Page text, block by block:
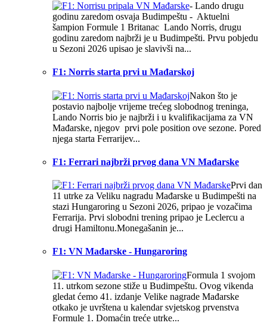
- Lando drugu
godinu zaredom osvaja Budimpeštu - Aktuelni
šampion Formule 1 Britanac Lando Norris, drugu
godinu zaredom najbrži je u Budimpešti. Prvu pobjedu
u Sezoni 2026 upisao je slavivši na...
F1: Norris starta prvi u Mađarskoj
Nakon što je
postavio najbolje vrijeme trećeg slobodnog treninga,
Lando Norris bio je najbrži i u kvalifikacijama za VN
Mađarske, njegov prvi pole position ove sezone. Pored
njega starta Ferrarijev...
F1: Ferrari najbrži prvog dana VN Mađarske
Prvi dan
11 utrke za Veliku nagradu Mađarske u Budimpešti na
stazi Hungaroring u Sezoni 2026, pripao je vozačima
Ferrarija. Prvi slobodni trening pripao je Leclercu a
drugi Hamiltonu.Monegašanin je...
F1: VN Mađarske - Hungaroring
Formula 1 svojom
11. utrkom sezone stiže u Budimpeštu. Ovog vikenda
gledat ćemo 41. izdanje Velike nagrade Mađarske
otkako je uvrštena u kalendar svjetskog prvenstva
Formule 1. Domaćin treće utrke...